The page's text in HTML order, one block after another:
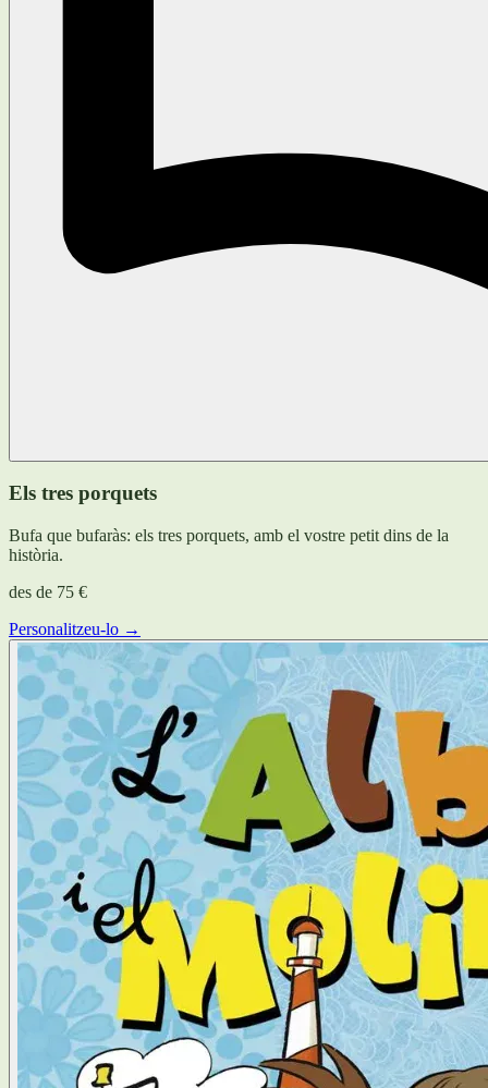
Els tres porquets
Bufa que bufaràs: els tres porquets, amb el vostre petit dins de la
història.
des de 75 €
Personalitzeu-lo →